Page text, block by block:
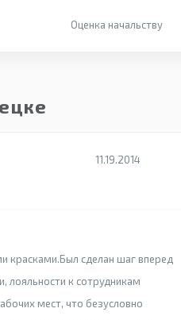
Оценка начальству
11.19.2014
красками.Был сделан шаг вперед
лояльности к сотрудникам
мест, что безусловно